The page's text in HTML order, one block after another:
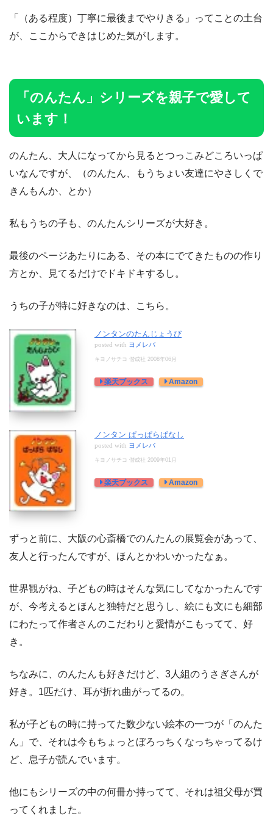
「（ある程度）丁寧に最後までやりきる」ってことの土台
が、ここからできはじめた気がします。
「のんたん」シリーズを親子で愛して
います！
のんたん、大人になってから見るとつっこみどころいっぱ
いなんですが、（のんたん、もうちょい友達にやさしくで
きんもんか、とか）
私もうちの子も、のんたんシリーズが大好き。
最後のページあたりにある、その本にでてきたものの作り
方とか、見てるだけでドキドキするし。
うちの子が特に好きなのは、こちら。
ノンタンのたんじょうび
posted with ヨメレバ
キヨノサチコ 偕成社 2008年06月
楽天ブックス Amazon
ノンタン ぱっぱらぱなし
posted with ヨメレバ
キヨノサチコ 偕成社 2009年01月
楽天ブックス Amazon
ずっと前に、大阪の心斎橋でのんたんの展覧会があって、
友人と行ったんですが、ほんとかわいかったなぁ。
世界観がね、子どもの時はそんな気にしてなかったんです
が、今考えるとほんと独特だと思うし、絵にも文にも細部
にわたって作者さんのこだわりと愛情がこもってて、好
き。
ちなみに、のんたんも好きだけど、3人組のうさぎさんが
好き。1匹だけ、耳が折れ曲がってるの。
私が子どもの時に持ってた数少ない絵本の一つが「のんた
ん」で、それは今もちょっとぼろっちくなっちゃってるけ
ど、息子が読んでいます。
他にもシリーズの中の何冊か持ってて、それは祖父母が買
ってくれました。